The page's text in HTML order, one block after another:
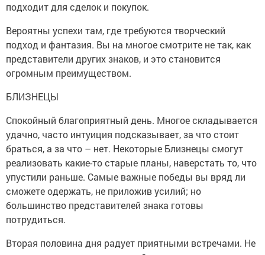
подходит для сделок и покупок.
Вероятны успехи там, где требуются творческий
подход и фантазия. Вы на многое смотрите не так, как
представители других знаков, и это становится
огромным преимуществом.
БЛИЗНЕЦЫ
Спокойный благоприятный день. Многое складывается
удачно, часто интуиция подсказывает, за что стоит
браться, а за что – нет. Некоторые Близнецы смогут
реализовать какие-то старые планы, наверстать то, что
упустили раньше. Самые важные победы вы вряд ли
сможете одержать, не приложив усилий; но
большинство представителей знака готовы
потрудиться.
Вторая половина дня радует приятными встречами. Не